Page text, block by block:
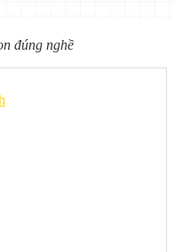
đúng nghề